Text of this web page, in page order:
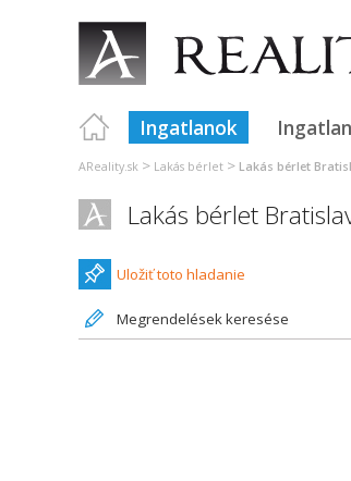
Ingatlanok
AReality.sk > Lakás bérlet > Lakás bérlet
Lakás bérlet
Uložiť toto hladanie
Megrendelések keresése